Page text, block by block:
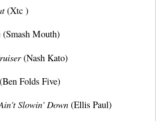
(Xtc )
(Smash Mouth)
(Nash Kato)
(Ben Folds Five)
Slowin' Down (Ellis Paul)